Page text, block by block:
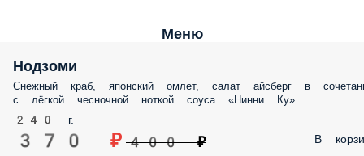
Меню
Нодзоми
Снежный краб, японский омлет, салат айсберг в
с лёгкой чесночной ноткой соуса «Нинни Ку».
240 г.
370 ₽ 400 ₽ В